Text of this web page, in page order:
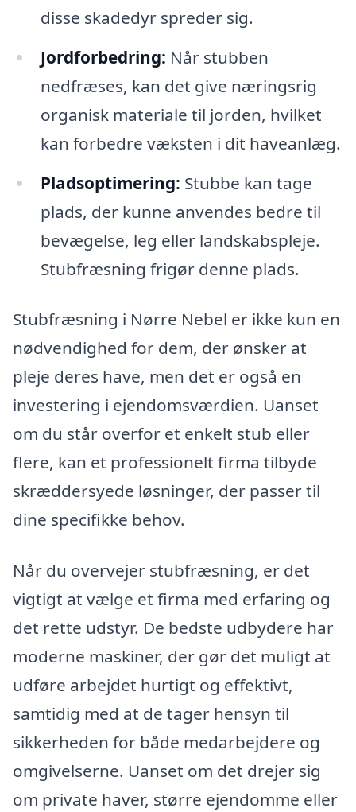
disse skadedyr spreder sig.
Jordforbedring: Når stubben
nedfræses, kan det give næringsrig
organisk materiale til jorden, hvilket
kan forbedre væksten i dit haveanlæg.
Pladsoptimering: Stubbe kan tage
plads, der kunne anvendes bedre til
bevægelse, leg eller landskabspleje.
Stubfræsning frigør denne plads.
Stubfræsning i Nørre Nebel er ikke kun en
nødvendighed for dem, der ønsker at
pleje deres have, men det er også en
investering i ejendomsværdien. Uanset
om du står overfor et enkelt stub eller
flere, kan et professionelt firma tilbyde
skræddersyede løsninger, der passer til
dine specifikke behov.
Når du overvejer stubfræsning, er det
vigtigt at vælge et firma med erfaring og
det rette udstyr. De bedste udbydere har
moderne maskiner, der gør det muligt at
udføre arbejdet hurtigt og effektivt,
samtidig med at de tager hensyn til
sikkerheden for både medarbejdere og
omgivelserne. Uanset om det drejer sig
om private haver, større ejendomme eller